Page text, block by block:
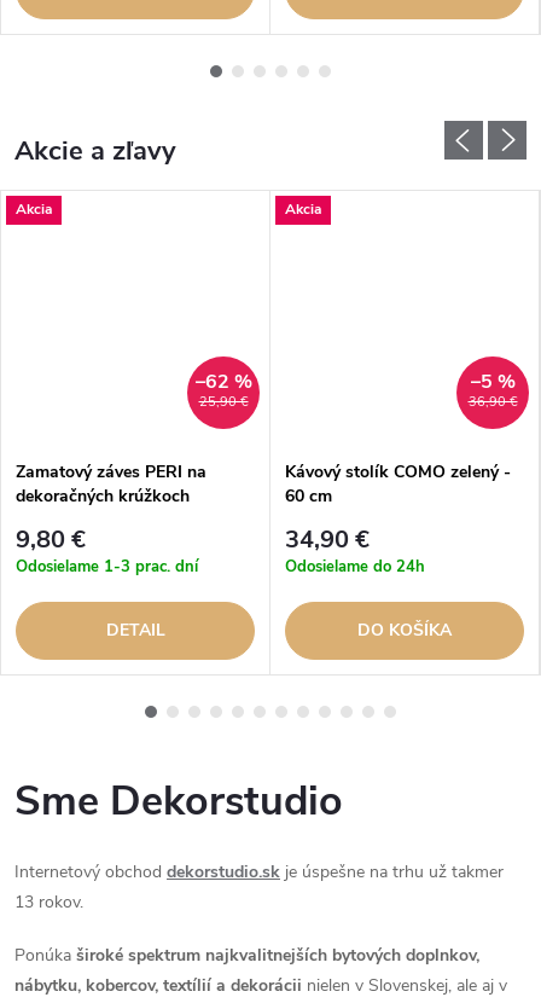
Akcie a zľavy
Akcia
25,90 €
–62 %
Zamatový záves PERI na
dekoračných krúžkoch
9,80 €
Odosielame 1-3 prac. dní
DETAIL
Akcia
36,90 €
–5 %
Kávový stolík COMO zelený -
60 cm
34,90 €
Odosielame do 24h
DO KOŠÍKA
Sme Dekorstudio
Internetový obchod dekorstudio.sk je úspešne na trhu už takmer
13 rokov.
Ponúka široké spektrum najkvalitnejších bytových doplnkov,
nábytku, kobercov, textílií a dekorácii nielen v Slovenskej, ale aj v